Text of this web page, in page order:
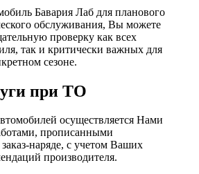
Бавария Лаб для планового
обслуживания, Вы можете
проверку как всех
так и критически важных для
сезоне.
при ТО
осуществляется Нами
прописанными
наряде, с учетом Ваших
производителя.